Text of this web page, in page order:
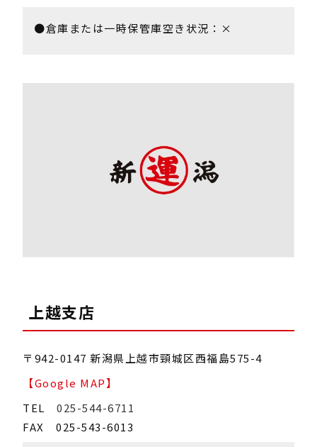
●倉庫または一時保管庫空き状況：×
上越支店
〒942-0147 新潟県上越市頸城区西福島575-4
【Google MAP】
TEL 025-544-6711
FAX 025-543-6013